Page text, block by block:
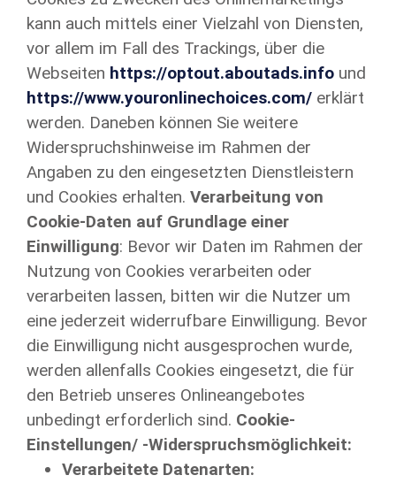
kann auch mittels einer Vielzahl von Diensten,
vor allem im Fall des Trackings, über die
Webseiten https://optout.aboutads.info und
https://www.youronlinechoices.com/ erklärt
werden. Daneben können Sie weitere
Widerspruchshinweise im Rahmen der
Angaben zu den eingesetzten Dienstleistern
und Cookies erhalten. Verarbeitung von
Cookie-Daten auf Grundlage einer
Einwilligung: Bevor wir Daten im Rahmen der
Nutzung von Cookies verarbeiten oder
verarbeiten lassen, bitten wir die Nutzer um
eine jederzeit widerrufbare Einwilligung. Bevor
die Einwilligung nicht ausgesprochen wurde,
werden allenfalls Cookies eingesetzt, die für
den Betrieb unseres Onlineangebotes
unbedingt erforderlich sind. Cookie-
Einstellungen/ -Widerspruchsmöglichkeit:
Verarbeitete Datenarten: